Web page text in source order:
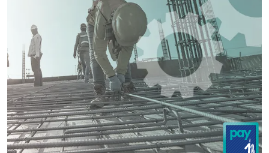
Scan-in unterstützt jetzt stattdessen die „Microsoft Graph API“-
Der Zustand des Hakens „Alle Gesellschaften zeigen“ wird pro
User abgespeichert.